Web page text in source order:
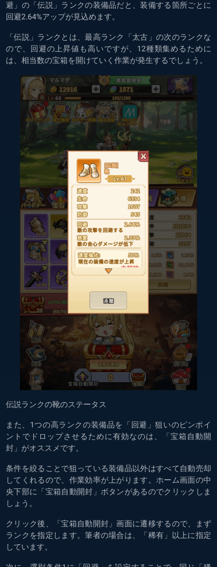
避」の「伝説」ランクの装備品だと、装備する箇所ごとに
回避2.64%アップが見込めます。
「伝説」ランクとは、最高ランク「太古」の次のランクな
ので、回避の上昇値も高いですが、12種類集めるために
は、相当数の宝箱を開けていく作業が発生するでしょう。
伝説ランクの靴のステータス
また、1つの高ランクの装備品を「回避」狙いのピンポイ
ントでドロップさせるために有効なのは、「宝箱自動開
封」がオススメです。
条件を絞ることで狙っている装備品以外はすべて自動売却
してくれるので、作業効率が上がります。ホーム画面の中
央下部に「宝箱自動開封」ボタンがあるのでクリックしま
しょう。
クリック後、「宝箱自動開封」画面に遷移するので、まず
ランクを指定します。筆者の場合は、「稀有」以上に指定
しています。